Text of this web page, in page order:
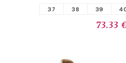
37 38 39
73.33